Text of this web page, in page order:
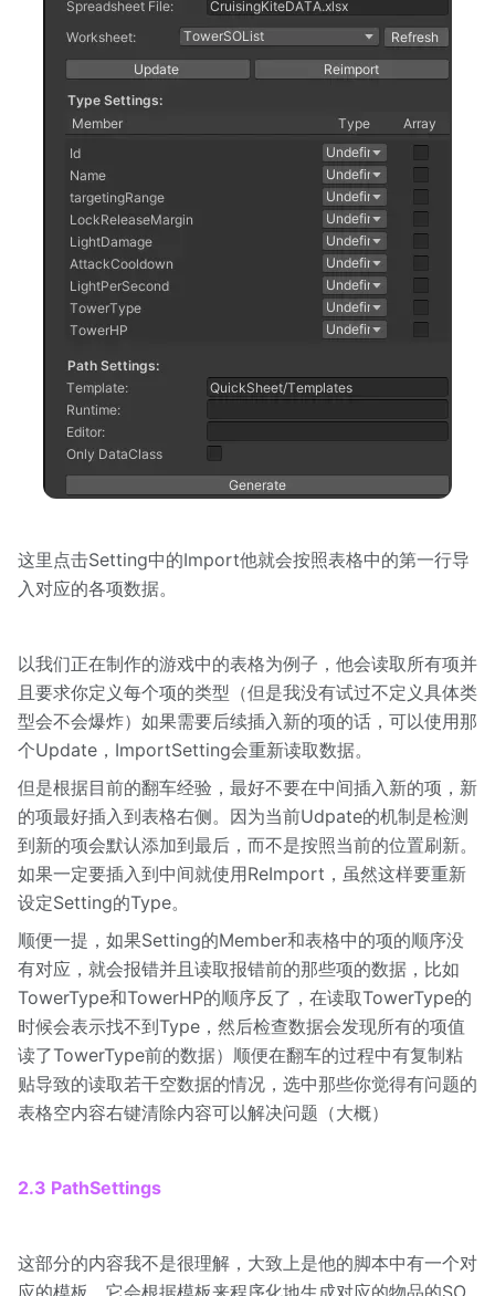
这里点击Setting中的Import他就会按照表格中的第一行导
入对应的各项数据。
以我们正在制作的游戏中的表格为例子，他会读取所有项并
且要求你定义每个项的类型（但是我没有试过不定义具体类
型会不会爆炸）如果需要后续插入新的项的话，可以使用那
个Update，ImportSetting会重新读取数据。
但是根据目前的翻车经验，最好不要在中间插入新的项，新
的项最好插入到表格右侧。因为当前Udpate的机制是检测
到新的项会默认添加到最后，而不是按照当前的位置刷新。
如果一定要插入到中间就使用ReImport，虽然这样要重新
设定Setting的Type。
顺便一提，如果Setting的Member和表格中的项的顺序没
有对应，就会报错并且读取报错前的那些项的数据，比如
TowerType和TowerHP的顺序反了，在读取TowerType的
时候会表示找不到Type，然后检查数据会发现所有的项值
读了TowerType前的数据）顺便在翻车的过程中有复制粘
贴导致的读取若干空数据的情况，选中那些你觉得有问题的
表格空内容右键清除内容可以解决问题（大概）
2.3 PathSettings
这部分的内容我不是很理解，大致上是他的脚本中有一个对
应的模板，它会根据模板来程序化地生成对应的物品的SO